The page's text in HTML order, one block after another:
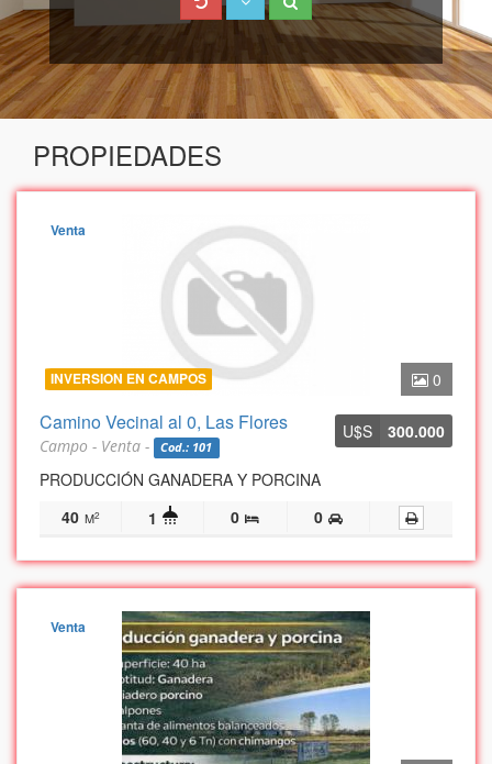
PROPIEDADES
0
Venta
INVERSION EN CAMPOS
U$S 300.000
Camino Vecinal al 0, Las Flores
Campo - Venta - Cod.: 101
PRODUCCIÓN GANADERA Y PORCINA
40 M2 1 0 0
Venta